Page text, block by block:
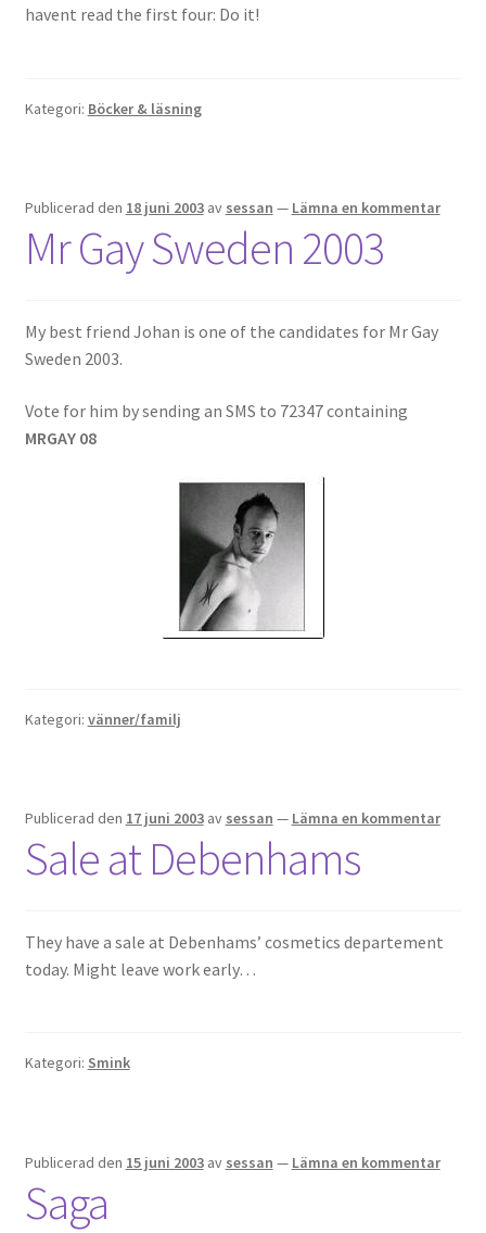
havent read the first four: Do it!
Kategori: Böcker & läsning
Publicerad den 18 juni 2003 av sessan — Lämna en kommentar
Mr Gay Sweden 2003
My best friend Johan is one of the candidates for Mr Gay
Sweden 2003.
Vote for him by sending an SMS to 72347 containing
MRGAY 08
Kategori: vänner/familj
Publicerad den 17 juni 2003 av sessan — Lämna en kommentar
Sale at Debenhams
They have a sale at Debenhams’ cosmetics departement
today. Might leave work early…
Kategori: Smink
Publicerad den 15 juni 2003 av sessan — Lämna en kommentar
Saga